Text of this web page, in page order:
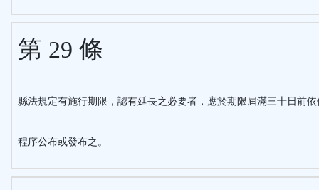
第 29 條
縣法規定有施行期限，認有延長之必要者，應於期限屆滿三十日前依
程序公布或發布之。